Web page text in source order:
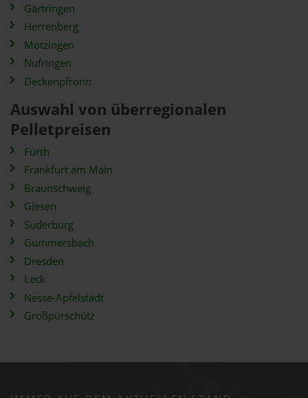
Gärtringen
Herrenberg
Mötzingen
Nufringen
Deckenpfronn
Auswahl von überregionalen
Pelletpreisen
Fürth
Frankfurt am Main
Braunschweig
Giesen
Suderburg
Gummersbach
Dresden
Leck
Nesse-Apfelstädt
Großpürschütz